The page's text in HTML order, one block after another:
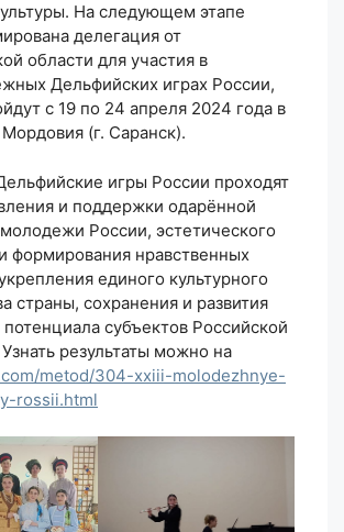
На следующем этапе
делегация от
области для участия в
Дельфийских играх России,
с 19 по 24 апреля 2024 года в
(г. Саранск).
игры России проходят
и поддержки одарённой
России, эстетического
формирования нравственных
единого культурного
страны, сохранения и развития
потенциала субъектов Российской
результаты можно на
metod/304-xxiii-molodezhnye-
rossii.html